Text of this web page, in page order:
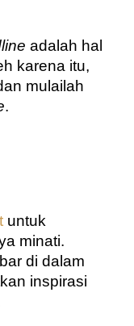
adalah hal
karena itu,
mulailah
.
untuk
minati.
di dalam
inspirasi